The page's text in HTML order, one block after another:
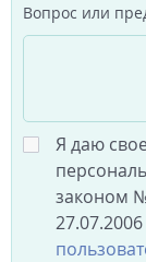
Вопрос или
Я даю
законом